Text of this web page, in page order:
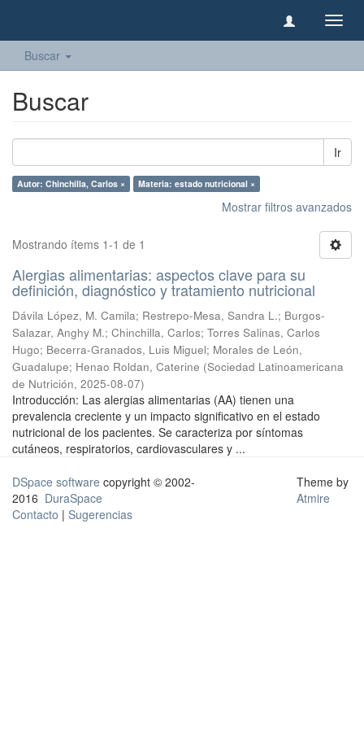
Buscar
Buscar
Ir
Autor: Chinchilla, Carlos × Materia: estado nutricional ×
Mostrar filtros avanzados
Mostrando ítems 1-1 de 1
Alergias alimentarias: aspectos clave para su
definición, diagnóstico y tratamiento nutricional
Dávila López, M. Camila; Restrepo-Mesa, Sandra L.; Burgos-
Salazar, Anghy M.; Chinchilla, Carlos; Torres Salinas, Carlos
Hugo; Becerra-Granados, Luis Miguel; Morales de León,
Guadalupe; Henao Roldan, Caterine (Sociedad Latinoamericana
de Nutrición, 2025-08-07)
Introducción: Las alergias alimentarias (AA) tienen una
prevalencia creciente y un impacto significativo en el estado
nutricional de los pacientes. Se caracteriza por síntomas
cutáneos, respiratorios, cardiovasculares y ...
DSpace software copyright © 2002-
2016 DuraSpace
Contacto | Sugerencias
Theme by
Atmire